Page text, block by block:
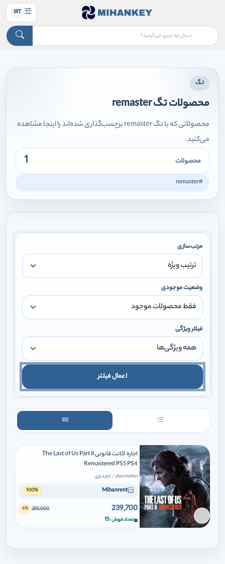
IRT
تگ
محصولات تگ remaster
محصولاتی که با تگ remaster برچسب‌گذاری شده‌اند را اینجا مشاهده
می‌کنید.
محصولات 1
#remaster
مرتب‌سازی
وضعیت موجودی
فیلتر ویژگی
اعمال فیلتر
برای افزودن وارد شوید
اجاره اکانت قانونی The Last of Us Part II
Remastered PS5 PS4
playstation
/ اجاره بازی
Mihanrent
100%
239,700
255,000
6%
تعداد فروش 15